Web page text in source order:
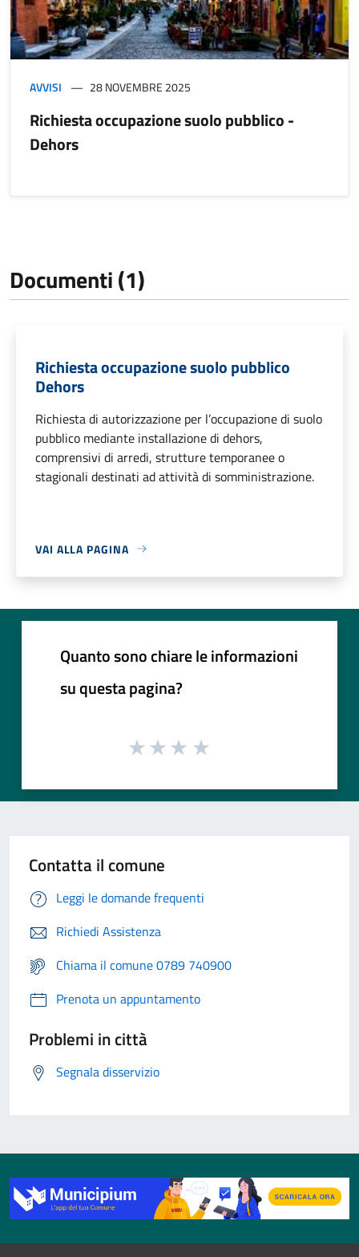
AVVISI 28 NOVEMBRE 2025
Richiesta occupazione suolo pubblico -
Dehors
Documenti (1)
Richiesta occupazione suolo pubblico
Dehors
Richiesta di autorizzazione per l’occupazione di suolo
pubblico mediante installazione di dehors,
comprensivi di arredi, strutture temporanee o
stagionali destinati ad attività di somministrazione.
VAI ALLA PAGINA
Quanto sono chiare le informazioni
su questa pagina?
Contatta il comune
Leggi le domande frequenti
Richiedi Assistenza
Chiama il comune 0789 740900
Prenota un appuntamento
Problemi in città
Segnala disservizio